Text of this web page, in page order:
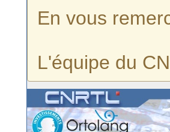
En vous
L'équipe du